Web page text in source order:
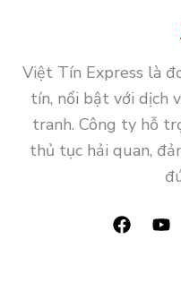
Việt Tín Express là
tín, nổi bật với dịch
tranh. Công ty hỗ
thủ tục hải quan,